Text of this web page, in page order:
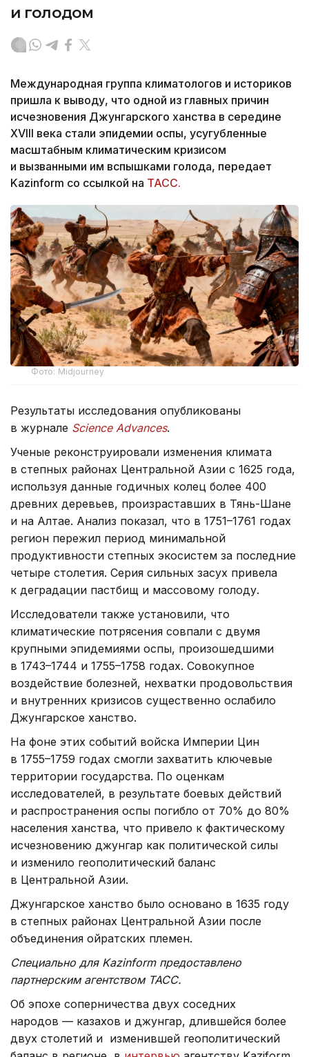
и голодом
Международная группа климатологов и историков
пришла к выводу, что одной из главных причин
исчезновения Джунгарского ханства в середине
XVIII века стали эпидемии оспы, усугубленные
масштабным климатическим кризисом
и вызванными им вспышками голода, передает
Kazinform со ссылкой на ТАСС.
Фото: Midjourney
Результаты исследования опубликованы
в журнале Science Advances.
Ученые реконструировали изменения климата
в степных районах Центральной Азии с 1625 года,
используя данные годичных колец более 400
древних деревьев, произраставших в Тянь-Шане
и на Алтае. Анализ показал, что в 1751–1761 годах
регион пережил период минимальной
продуктивности степных экосистем за последние
четыре столетия. Серия сильных засух привела
к деградации пастбищ и массовому голоду.
Исследователи также установили, что
климатические потрясения совпали с двумя
крупными эпидемиями оспы, произошедшими
в 1743–1744 и 1755–1758 годах. Совокупное
воздействие болезней, нехватки продовольствия
и внутренних кризисов существенно ослабило
Джунгарское ханство.
На фоне этих событий войска Империи Цин
в 1755–1759 годах смогли захватить ключевые
территории государства. По оценкам
исследователей, в результате боевых действий
и распространения оспы погибло от 70% до 80%
населения ханства, что привело к фактическому
исчезновению джунгар как политической силы
и изменило геополитический баланс
в Центральной Азии.
Джунгарское ханство было основано в 1635 году
в степных районах Центральной Азии после
объединения ойратских племен.
Специально для Kazinform предоставлено
партнерским агентством ТАСС.
Об эпохе соперничества двух соседних
народов — казахов и джунгар, длившейся более
двух столетий и изменившей геополитический